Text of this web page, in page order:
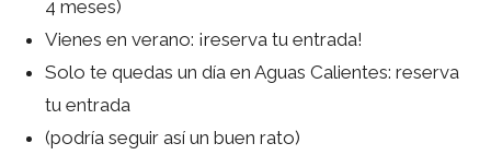
4 meses)
Vienes en verano: ¡reserva tu entrada!
Solo te quedas un día en Aguas Calientes: reserva
tu entrada
(podría seguir así un buen rato)